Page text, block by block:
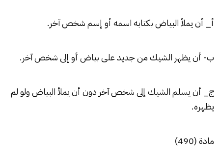
أ_ أن يملأ البياض بكتابه اسمه أو إسم شخص آخر.
ب- أن يظهر الشيك من جديد على بياض أو إلى شخص آخر.
ج_ أن يسلم الشيك إلى شخص آخر دون أن يملأ البياض ولو لم
يظهره.
مادة (490)